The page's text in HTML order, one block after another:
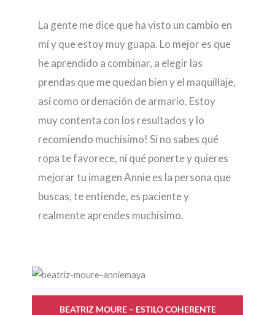
La gente me dice que ha visto un cambio en
mí y que estoy muy guapa. Lo mejor es que
he aprendido a combinar, a elegir las
prendas que me quedan bien y el maquillaje,
así como ordenación de armario. Estoy
muy contenta con los resultados y lo
recomiendo muchísimo! Si no sabes qué
ropa te favorece, ni qué ponerte y quieres
mejorar tu imagen Annie es la persona que
buscas, te entiende, es paciente y
realmente aprendes muchísimo.
BEATRIZ MOURE – ESTILO COHERENTE